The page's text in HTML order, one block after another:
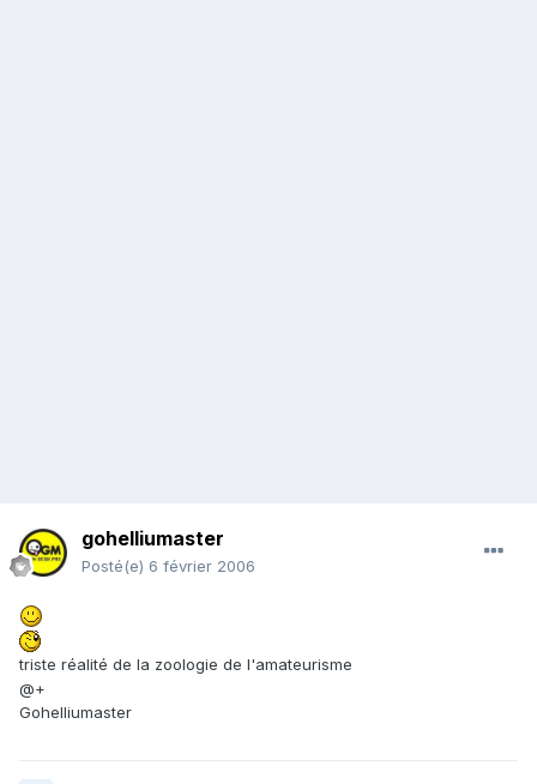
gohelliumaster
Posté(e) 6 février 2006
triste réalité de la zoologie de l'amateurisme
@+
Gohelliumaster